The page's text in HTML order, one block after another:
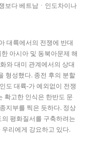
보다 베트남ㆍ인도차이나
대륙에서의 전쟁에 반대
아시아 및 동북아문제 해
와 대미 관계에서의 상대
형성했다. 종전 후의 분할
도 대륙-가 예외없이 전쟁
확고한 인식은 한반도 문
지부를 찍은 듯하다. 정상
평화질서를 구축하려는
리에게 강요하고 있다.